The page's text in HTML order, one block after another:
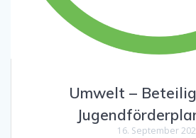
Umwelt –
16. September